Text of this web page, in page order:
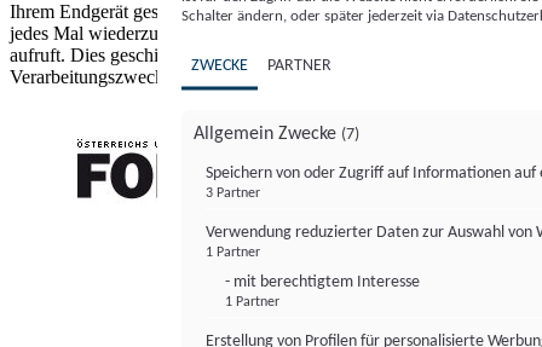
Ihrem Endgerät gespeichert oder von dort ausgelesen werden, um es
jedes Mal wiederzuerkennen, wenn es eine App oder einer Webseite
aufruft. Dies geschieht für einen oder mehrere der hier aufgeführten
Verarbeitungszwecke.
Schalter ändern, oder später jederzeit via
ZWECKE PARTNER
Allgemein Zwecke (7)
Speichern von oder Zugriff auf Informationen auf
3 Partner
Verwendung reduzierter Daten zur Auswahl von
1 Partner
- mit berechtigtem Interesse
1 Partner
Erstellung von Profilen für personalisierte
FONDS professionell